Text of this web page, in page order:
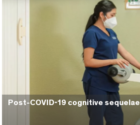
Post-COVID-19 cognitive sequelae